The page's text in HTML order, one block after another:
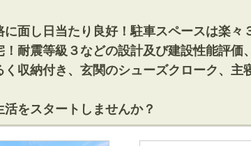
面し日当たり良好！駐車スペースは楽々
耐震等級３などの設計及び建設性能評価
収納付き、玄関のシューズクローク、主
をスタートしませんか？